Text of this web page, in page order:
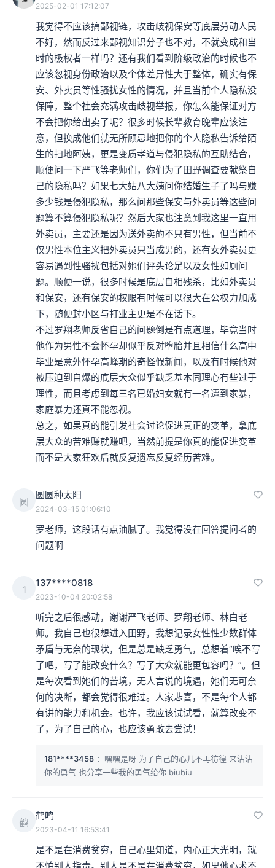
2025-02-01 17:12:07
我觉得不应该搞鄙视链，攻击歧视保安等底层劳动人民
不好，然而反过来鄙视知识分子也不对，不就变成和当
时的极权者一样吗？还有我们看到阶级政治的时候也不
应该忽视身份政治以及个体差异性大于整体，确实有保
安、外卖员等性骚扰女性的情况，并且当前个人隐私没
保障，整个社会充满攻击歧视举报，你怎么能保证对方
不会把你给出卖了呢？很多时候长辈教育晚辈应该注
意，但换成他们就无所顾忌地把你的个人隐私告诉给陌
生的扫地阿姨，更是变质孝道与侵犯隐私的互助结合，
顺便问一下严飞等老师们，你们为了田野调查要献祭自
己的隐私吗？如果七大姑八大姨问你结婚生子了吗与赚
多少钱是侵犯隐私，那么问那些保安与外卖员等这些问
题算不算侵犯隐私呢？然后大家也注意到我这里一直用
外卖员，主要还是因为送外卖的不只有男性，但当前不
仅男性本位主义把外卖员只当成男的，还有女外卖员更
容易遇到性骚扰包括对她们评头论足以及女性如厕问
题。顺便一说，很多时候是底层自相残杀，比如外卖员
和保安，还有保安的权限有时候可以很大在公权力加成
下，随便封小区与打业主更是不在话下。
不过罗翔老师反省自己的问题倒是有点道理，毕竟当时
他作为男性不会怀孕却似乎反对堕胎并且相信什么高中
毕业是意外怀孕高峰期的奇怪假新闻，以及有时候他对
被压迫到自爆的底层大众似乎缺乏基本同理心有些过于
理性，而且考虑到每三名已婚妇女就有一名遭到家暴，
家庭暴力还真不能忽视。
总之，如果真的能引发社会讨论促进真正的变革，拿底
层大众的苦难赚就赚吧，当然前提是你真的能促进变革
而不是大家狂欢后就反复遗忘反复经历苦难。
圆
圆圆种太阳
2024-03-15 01:06:10
罗老师，这段话有点油腻了。我觉得没在回答提问者的
问题啊
1
137****0818
2023-10-04 20:02:58
听完之后很感动，谢谢严飞老师、罗翔老师、林白老
师。我自己也很想进入田野，我想记录女性性少数群体
矛盾与无奈的现状，但是总是缺乏勇气，总想着“唉不写
了吧，写了能改变什么？写了大众就能更包容吗？”。但
是每次看到她们的苦境，无人言说的境遇，她们无可奈
何的决断，都会觉得很难过。人家悲喜，不是每个人都
有讲的能力和机会。也许，我应该试试看，就算改变不
了，为了自己的心，也应该勇敢去尝试！
181****3458 ：嘿嘿是呀 为了自己的心儿不再彷徨 来沾沾
你的勇气 也分享一些我的勇气给你 biubiu
鹤
鹤鸣
2023-04-11 16:53:41
是不是在消费贫穷，自己心里知道，内心正大光明，就
不怕别人指责。别人是不是在消费贫穷，如果他心术不